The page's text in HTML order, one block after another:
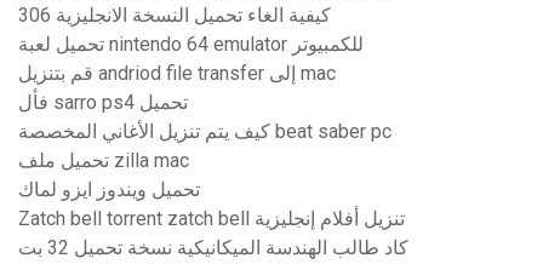
كيفية الغاء تحميل النسخة الانجليزية 306
تحميل لعبة nintendo 64 emulator للكمبيوتر
قم بتنزيل andriod file transfer إلى mac
فأل sarro ps4 تحميل
كيف يتم تنزيل الأغاني المخصصة beat saber pc
تحميل ملف zilla mac
تحميل ويندوز ايزو لماك
Zatch bell torrent zatch bell تنزيل أفلام إنجليزية
كاد طالب الهندسة الميكانيكية نسخة تحميل 32 بت